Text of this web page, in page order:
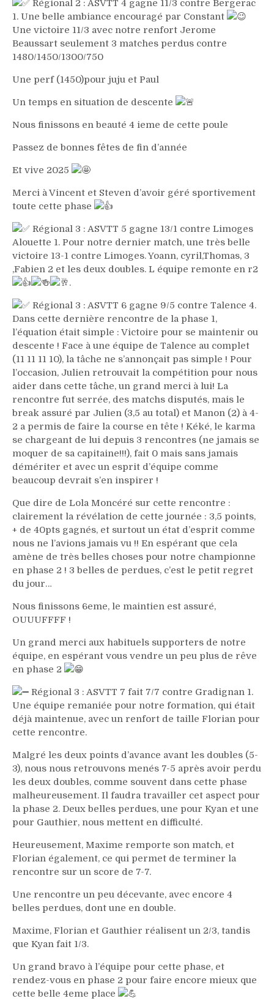
Régional 2 : ASVTT 4 gagne 11/3 contre Bergerac
1. Une belle ambiance encouragé par Constant
Une victoire 11/3 avec notre renfort Jerome
Beaussart seulement 3 matches perdus contre
1480/1450/1300/750
Une perf (1450)pour juju et Paul
Un temps en situation de descente
Nous finissons en beauté 4 ieme de cette poule
Passez de bonnes fêtes de fin d’année
Et vive 2025
Merci à Vincent et Steven d’avoir géré sportivement
toute cette phase
Régional 3 : ASVTT 5 gagne 13/1 contre Limoges
Alouette 1. Pour notre dernier match, une très belle
victoire 13-1 contre Limoges. Yoann, cyril,Thomas, 3
,Fabien 2 et les deux doubles. L équipe remonte en r2
.
Régional 3 : ASVTT 6 gagne 9/5 contre Talence 4.
Dans cette dernière rencontre de la phase 1,
l’équation était simple : Victoire pour se maintenir ou
descente ! Face à une équipe de Talence au complet
(11 11 11 10), la tâche ne s’annonçait pas simple ! Pour
l’occasion, Julien retrouvait la compétition pour nous
aider dans cette tâche, un grand merci à lui! La
rencontre fut serrée, des matchs disputés, mais le
break assuré par Julien (3,5 au total) et Manon (2) à 4-
2 a permis de faire la course en tête ! Kéké, le karma
se chargeant de lui depuis 3 rencontres (ne jamais se
moquer de sa capitaine!!!), fait 0 mais sans jamais
démériter et avec un esprit d’équipe comme
beaucoup devrait s’en inspirer !
Que dire de Lola Moncéré sur cette rencontre :
clairement la révélation de cette journée : 3,5 points,
+ de 40pts gagnés, et surtout un état d’esprit comme
nous ne l’avions jamais vu !! En espérant que cela
amène de très belles choses pour notre championne
en phase 2 ! 3 belles de perdues, c’est le petit regret
du jour…
Nous finissons 6eme, le maintien est assuré,
OUUUFFFF !
Un grand merci aux habituels supporters de notre
équipe, en espérant vous vendre un peu plus de rêve
en phase 2
Régional 3 : ASVTT 7 fait 7/7 contre Gradignan 1.
Une équipe remaniée pour notre formation, qui était
déjà maintenue, avec un renfort de taille Florian pour
cette rencontre.
Malgré les deux points d’avance avant les doubles (5-
3), nous nous retrouvons menés 7-5 après avoir perdu
les deux doubles, comme souvent dans cette phase
malheureusement. Il faudra travailler cet aspect pour
la phase 2. Deux belles perdues, une pour Kyan et une
pour Gauthier, nous mettent en difficulté.
Heureusement, Maxime remporte son match, et
Florian également, ce qui permet de terminer la
rencontre sur un score de 7-7.
Une rencontre un peu décevante, avec encore 4
belles perdues, dont une en double.
Maxime, Florian et Gauthier réalisent un 2/3, tandis
que Kyan fait 1/3.
Un grand bravo à l’équipe pour cette phase, et
rendez-vous en phase 2 pour faire encore mieux que
cette belle 4eme place